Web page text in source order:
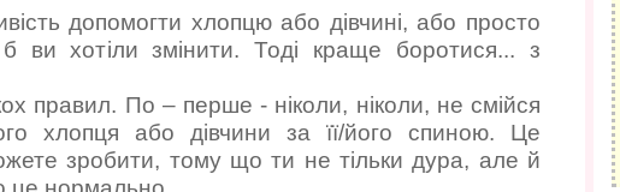
допомогти хлопцю або дівчині, або просто
ви хотіли змінити. Тоді краще боротися... з
правил. По – перше - ніколи, ніколи, не смійся
хлопця або дівчини за її/його спиною. Це
зробити, тому що ти не тільки дура, але й